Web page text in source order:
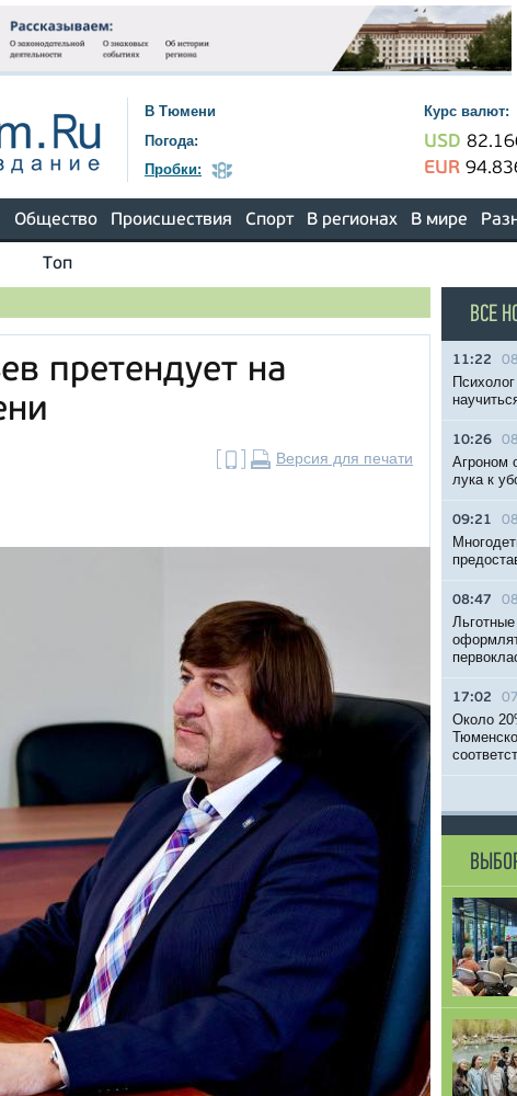
В Тюмени
Погода:
Пробки:
Курс валют:
USD
EUR
Общество Происшествия Спорт В регионах В мире
Топ
претендует на
Версия для печати
ВСЕ
11:22
10:26
Агроном
лука к
09:21
08:47
17:02
Около